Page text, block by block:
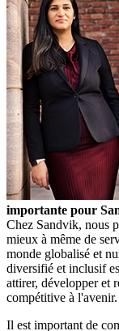
importante pour
Chez Sandvik, nous
mieux à même de
monde globalisé et
diversifié et inclusif
attirer, développer et
compétitive à l'avenir.
Il est important de